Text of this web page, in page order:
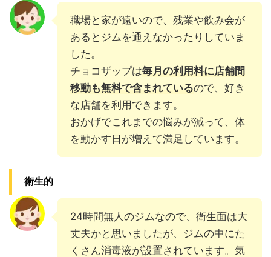
職場と家が遠いので、残業や飲み会が
あるとジムを通えなかったりしていま
した。
チョコザップは毎月の利用料に店舗間
移動も無料で含まれているので、好き
な店舗を利用できます。
おかげでこれまでの悩みが減って、体
を動かす日が増えて満足しています。
衛生的
24時間無人のジムなので、衛生面は大
丈夫かと思いましたが、ジムの中にた
くさん消毒液が設置されています。気